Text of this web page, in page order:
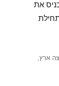
את
ארץ,